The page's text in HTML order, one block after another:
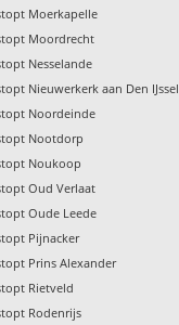
Moerkapelle
Moordrecht
Nesselande
Nieuwerkerk aan Den IJssel
Noordeinde
Nootdorp
Noukoop
Oud Verlaat
Oude Leede
Pijnacker
Prins Alexander
Rietveld
Rodenrijs